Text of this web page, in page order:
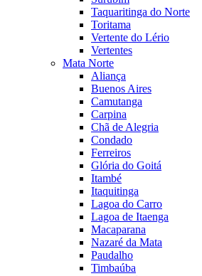
Taquaritinga do Norte
Toritama
Vertente do Lério
Vertentes
Mata Norte
Aliança
Buenos Aires
Camutanga
Carpina
Chã de Alegria
Condado
Ferreiros
Glória do Goitá
Itambé
Itaquitinga
Lagoa do Carro
Lagoa de Itaenga
Macaparana
Nazaré da Mata
Paudalho
Timbaúba